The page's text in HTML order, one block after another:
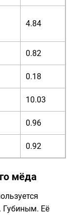
4.84
0.82
0.18
10.03
0.96
0.92
мёда
Губиным. Её